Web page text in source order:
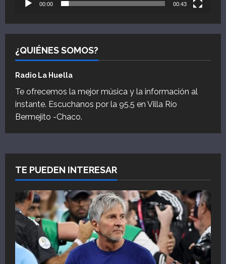
00:00 00:43
¿QUIÉNES SOMOS?
Radio La Huella
Te ofrecemos la mejor música y la información al
instante. Escuchanos por la 95.5 en Villa Río
Bermejito -Chaco.
TE PUEDEN INTERESAR